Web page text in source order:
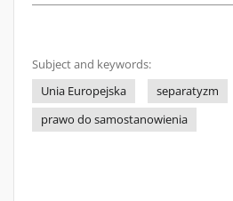
Subject and keywords:
Unia Europejska
separatyzm
prawo do samostanowienia